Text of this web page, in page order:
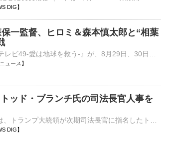
DIG】
保一監督、ヒロミ＆森本慎太郎と“相葉
ュース】
ッド・ブランチ氏の司法長官人事を
DIG】